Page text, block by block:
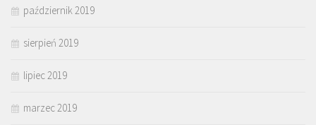
październik 2019
sierpień 2019
lipiec 2019
marzec 2019